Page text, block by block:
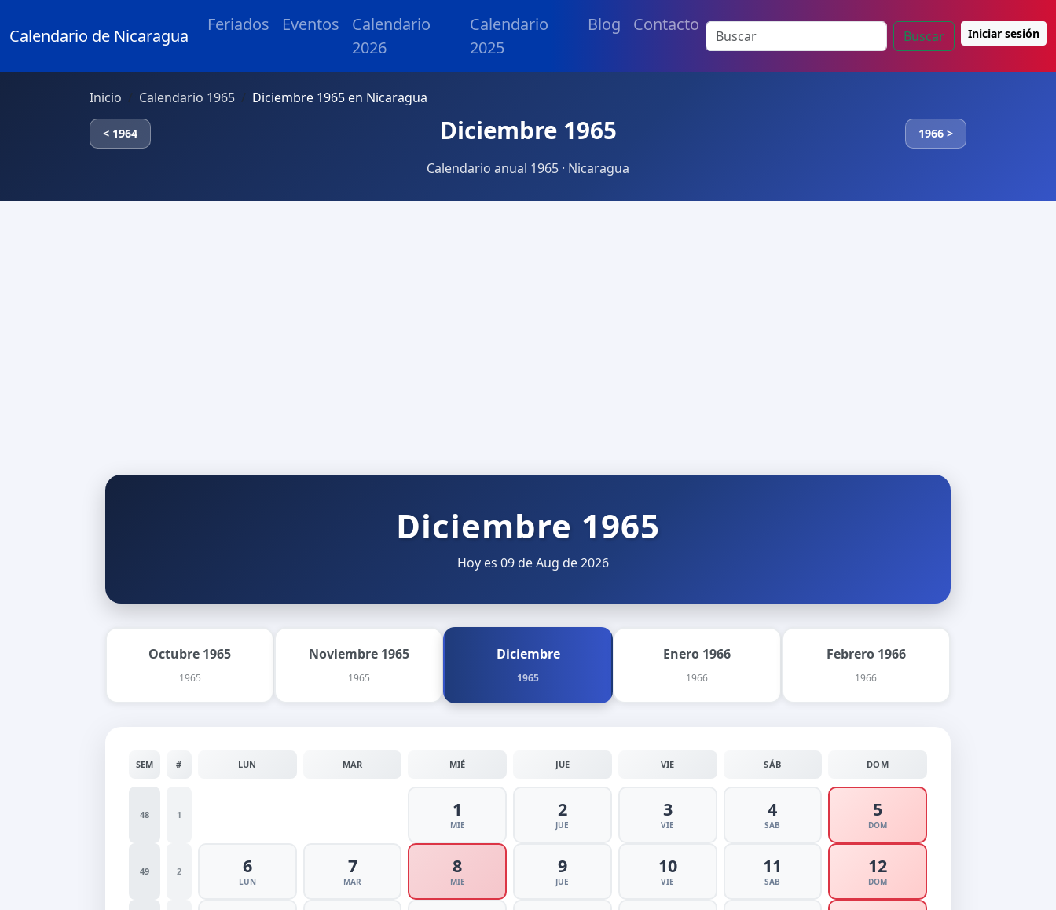
Calendario de Nicaragua
Feriados Eventos
Calendario
2026
Calendario
2025
Blog Contacto
Buscar Iniciar sesión
Inicio Calendario 1965 Diciembre 1965 en Nicaragua
< 1964 Diciembre 1965 1966 >
Calendario anual 1965 · Nicaragua
Diciembre 1965
Hoy es 09 de Aug de 2026
Octubre 1965
1965
Noviembre 1965
1965
Diciembre
1965
Enero 1966
1966
Febrero 1966
1966
SEM # LUN MAR MIÉ JUE VIE SÁB DOM
48 1 1
MIE
2
JUE
3
VIE
4
SAB
5
DOM
49 2 6
LUN
7
MAR
8
MIE
9
JUE
10
VIE
11
SAB
12
DOM